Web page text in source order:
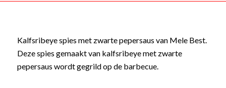
Kalfsribeye spies met zwarte pepersaus van Mele Best.
Deze spies gemaakt van kalfsribeye met zwarte
pepersaus wordt gegrild op de barbecue.